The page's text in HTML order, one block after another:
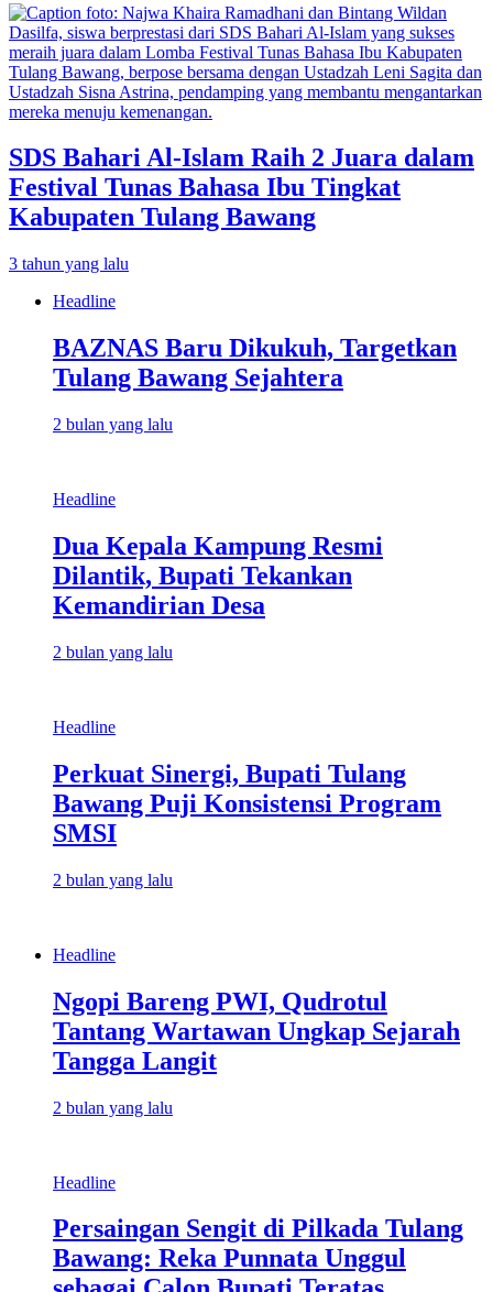
SDS Bahari Al-Islam Raih 2 Juara dalam
Festival Tunas Bahasa Ibu Tingkat
Kabupaten Tulang Bawang
3 tahun yang lalu
Headline
BAZNAS Baru Dikukuh, Targetkan
Tulang Bawang Sejahtera
2 bulan yang lalu
Headline
Dua Kepala Kampung Resmi
Dilantik, Bupati Tekankan
Kemandirian Desa
2 bulan yang lalu
Headline
Perkuat Sinergi, Bupati Tulang
Bawang Puji Konsistensi Program
SMSI
2 bulan yang lalu
Headline
Ngopi Bareng PWI, Qudrotul
Tantang Wartawan Ungkap Sejarah
Tangga Langit
2 bulan yang lalu
Headline
Persaingan Sengit di Pilkada Tulang
Bawang: Reka Punnata Unggul